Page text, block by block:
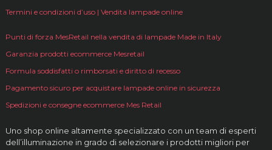
Termini e condizioni d’uso | Vendita lampade online
Punti di forza MesRetail nella vendita di lampade Made in Italy
Garanzia prodotti ecommerce Mesretail
Formula soddisfatti o rimborsati e diritto di recesso
Pagamento sicuro per acquistare lampade online in sicurezza
Spedizioni e consegne ecommerce Mes Retail
Uno shop online altamente specializzato con un team di esperti
dell’illuminazione in grado di selezionare i prodotti migliori per